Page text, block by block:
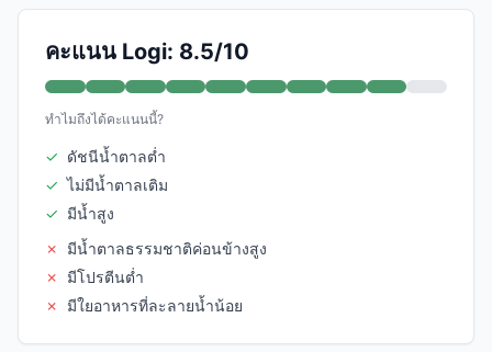
คะแนน Logi: 8.5/10
ทำไมถึงได้คะแนนนี้?
✓ ดัชนีน้ำตาลต่ำ
✓ ไม่มีน้ำตาลเติม
✓ มีน้ำสูง
✗
มีน้ำตาลธรรมชาติค่อนข้างสูง
✗
มีโปรตีนต่ำ
✗
มีใยอาหารที่ละลายน้ำน้อย